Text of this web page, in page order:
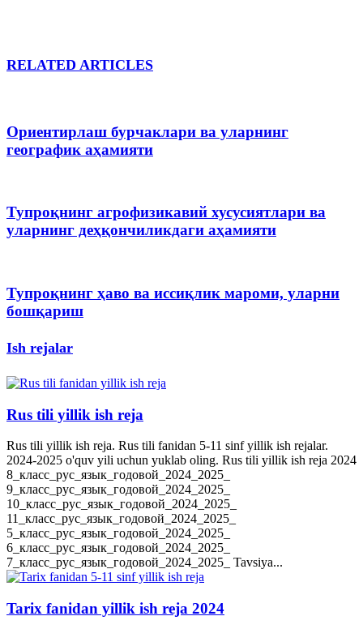
RELATED ARTICLES
Ориентирлаш бурчаклари ва уларнинг
географик аҳамияти
Тупроқнинг агрофизикавий хусусиятлари ва
уларнинг деҳқончиликдаги аҳамияти
Тупроқнинг ҳаво ва иссиқлик мароми, уларни
бошқариш
Ish rejalar
Rus tili yillik ish reja
Rus tili yillik ish reja. Rus tili fanidan 5-11 sinf yillik ish rejalar.
2024-2025 o'quv yili uchun yuklab oling. Rus tili yillik ish reja 2024
8_класс_рус_язык_годовой_2024_2025_
9_класс_рус_язык_годовой_2024_2025_
10_класс_рус_язык_годовой_2024_2025_
11_класс_рус_язык_годовой_2024_2025_
5_класс_рус_язык_годовой_2024_2025_
6_класс_рус_язык_годовой_2024_2025_
7_класс_рус_язык_годовой_2024_2025_ Tavsiya...
Tarix fanidan yillik ish reja 2024